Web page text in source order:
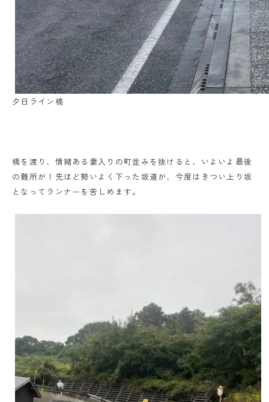
夕日ライン橋
橋を渡り、情緒ある妻入りの町並みを抜けると、いよいよ最後
の難所が！先ほど勢いよく下った坂道が、今度はきつい上り坂
となってランナーを苦しめます。